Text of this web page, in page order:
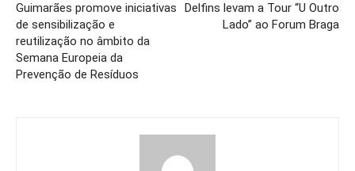
Guimarães promove iniciativas
de sensibilização e
reutilização no âmbito da
Semana Europeia da
Prevenção de Resíduos
Delfins levam a Tour “U Outro
Lado” ao Forum Braga